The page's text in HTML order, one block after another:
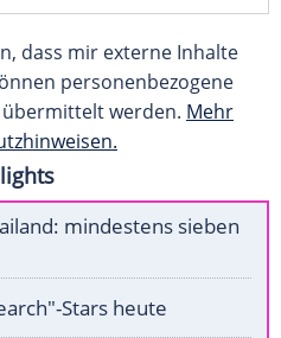
dass mir externe Inhalte
personenbezogene
werden. Mehr
mindestens sieben
Stars heute